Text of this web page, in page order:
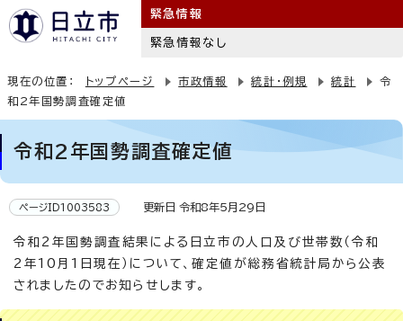
緊急情報
緊急情報なし
現在の位置： トップページ 市政情報 統計・例規 統計
令
和2年国勢調査確定値
令和2年国勢調査確定値
ページID1003583 更新日 令和8年5月29日
令和2年国勢調査結果による日立市の人口及び世帯数（令和
2年10月1日現在）について、確定値が総務省統計局から公表
されましたのでお知らせします。